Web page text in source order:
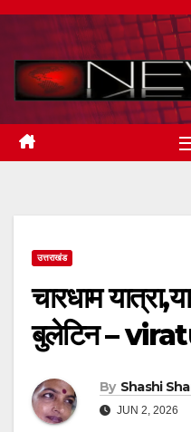
Skip
content
उत्तराखंड
चारधाम
बुलेटिन –
By Shashi
JUN 2, 2026